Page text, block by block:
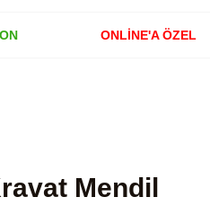
ONLİNE'A ÖZEL
Mendil